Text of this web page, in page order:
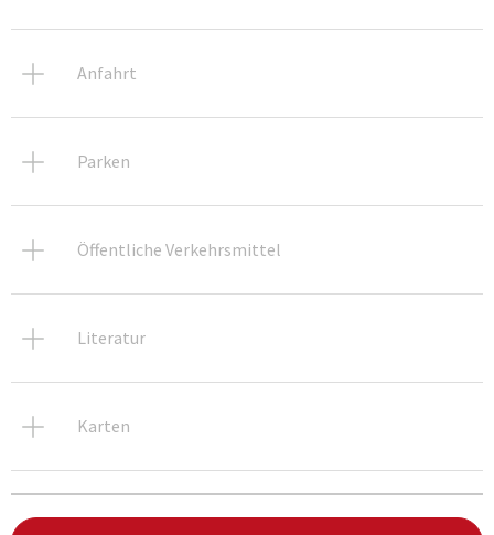
Anfahrt
Parken
Öffentliche Verkehrsmittel
Literatur
Karten